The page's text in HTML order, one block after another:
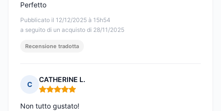
Pubblicato il 12/12/2025 à 15h54
a seguito di un acquisto di 28/11/2025
Perfetto
Recensione tradotta
C
CATHERINE L.
Nota: 5 su 5
Non tutto gustato!